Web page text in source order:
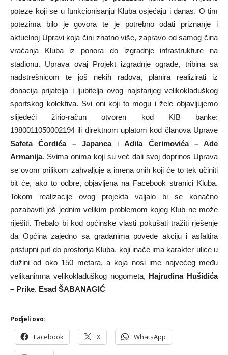
poteze koji se u funkcionisanju Kluba osjećaju i danas. O tim
potezima bilo je govora te je potrebno odati priznanje i
aktuelnoj Upravi koja čini znatno više, zapravo od samog čina
vraćanja Kluba iz ponora do izgradnje infrastrukture na
stadionu. Uprava ovaj Projekt izgradnje ograde, tribina sa
nadstrešnicom te još nekih radova, planira realizirati iz
donacija prijatelja i ljubitelja ovog najstarijeg velikokladuškog
sportskog kolektiva. Svi oni koji to mogu i žele objavljujemo
slijedeći žirio-račun otvoren kod KIB banke:
1980011050002194 ili direktnom uplatom kod članova Uprave
Safeta Ćordića – JapancaiAdila Ćerimovića – Ade
Armanija. Svima onima koji su već dali svoj doprinos Uprava
se ovom prilikom zahvaljuje a imena onih koji će to tek učiniti
bit će, ako to odbre, objavljena na Facebook stranici Kluba.
Tokom realizacije ovog projekta valjalo bi se konačno
pozabaviti još jednim velikim problemom kojeg Klub ne može
riješiti. Trebalo bi kod općinske vlasti pokušati tražiti rješenje
da Općina zajedno sa građanima povede akciju i asfaltira
pristupni put do prostorija Kluba, koji inače ima karakter ulice u
dužini od oko 150 metara, a koja nosi ime najvećeg među
velikanimna velikokladuškog nogometa, Hajrudina Hušidića
– Prike. Esad ŠABANAGIĆ
Podjeli ovo:
Facebook X WhatsApp